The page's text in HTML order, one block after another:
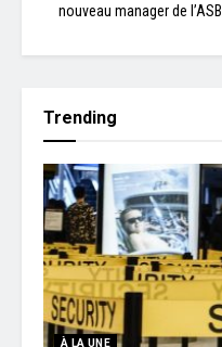
nouveau manager de
Trending
À LA UNE